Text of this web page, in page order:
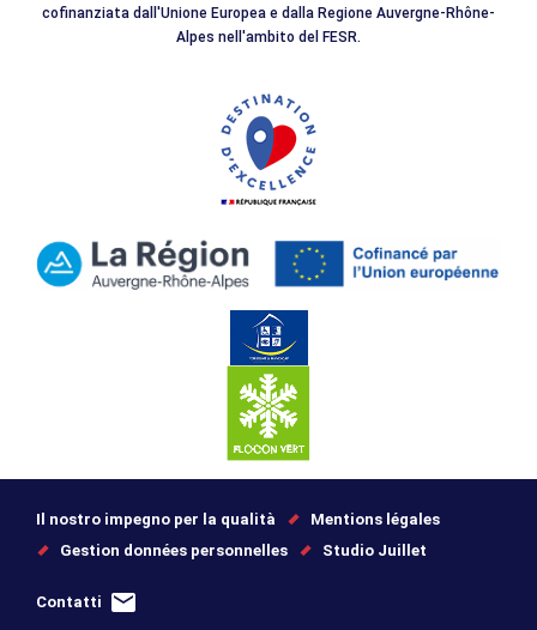
cofinanziata dall'Unione Europea e dalla Regione Auvergne-Rhône-
Alpes nell'ambito del FESR.
Il nostro impegno per la qualità
Mentions légales
Gestion données personnelles
Studio Juillet
Contatti